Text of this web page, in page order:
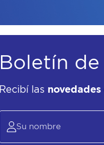
Boletín de
Recibí las novedades